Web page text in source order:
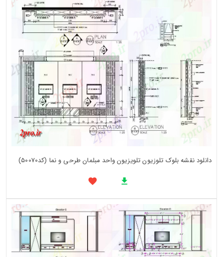
دانلود نقشه بلوک تلوزیون تلویزیون واحد مبلمان طرحی و نما (کد50070)